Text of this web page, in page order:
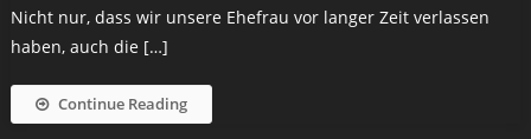
Nicht nur, dass wir unsere Ehefrau vor langer Zeit verlassen
haben, auch die […]
Continue Reading